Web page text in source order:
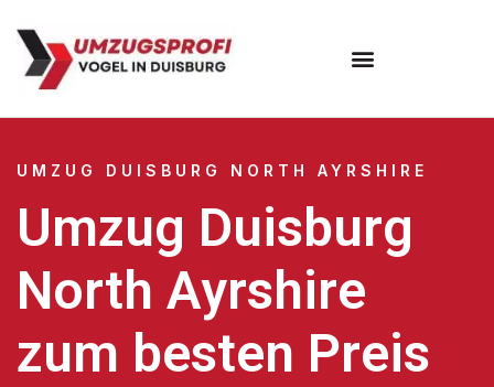
UMZUG DUISBURG NORTH AYRSHIRE
Umzug Duisburg
North Ayrshire
zum besten Preis